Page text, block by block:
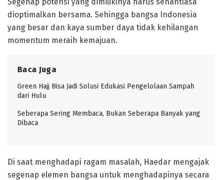
dioptimalkan bersama. Sehingga bangsa Indonesia
yang besar dan kaya sumber daya tidak kehilangan
momentum meraih kemajuan.
Baca Juga
Green Hajj Bisa Jadi Solusi Edukasi Pengelolaan Sampah
dari Hulu
Seberapa Sering Membaca, Bukan Seberapa Banyak yang
Dibaca
Di saat menghadapi ragam masalah, Haedar mengajak
segenap elemen bangsa untuk menghadapinya secara